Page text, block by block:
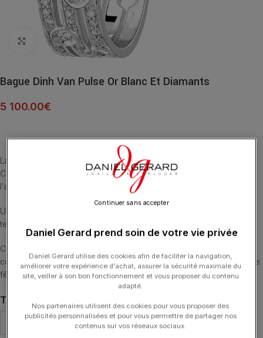
Click to enlarge
Bague Dinh Van Pulse Or Blanc Et Diamants
5 100.00€
La collection Pulse dinh van s’inspire de la musique d’aujourd’hui.
Comme une pulsation, les diamants sont propulsés d’un vide à
l’autre créant ainsi une pluie de diamants.
Une bague à la succession de lignes et de vides nous donne le
tempo au rythme des diamants sertis cône.
Ces nouvelles créations se réhaussent d’un pavage diamant et
confèrent à ces monochromes d’ors blancs et roses des allures de
fêtes.
TAILLE DE DOIGT
Daniel Gerard prend soin de votre vie privée
Daniel Gerard utilise des cookies afin de faciliter la navigation,
améliorer votre expérience d'achat, assurer la sécurité maximale du
site, veiller à son bon fonctionnement et vous proposer du contenu
adapté.
Nos partenaires utilisent des cookies pour vous proposer des
publicités personnalisées et pour vous permettre de partager nos
contenus sur vos réseaux sociaux.
Continuer sans accepter